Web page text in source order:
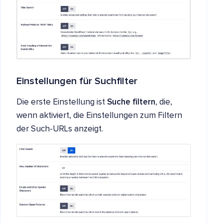
Einstellungen für Suchfilter
Die erste Einstellung ist Suche filtern, die,
wenn aktiviert, die Einstellungen zum Filtern
der Such-URLs anzeigt.